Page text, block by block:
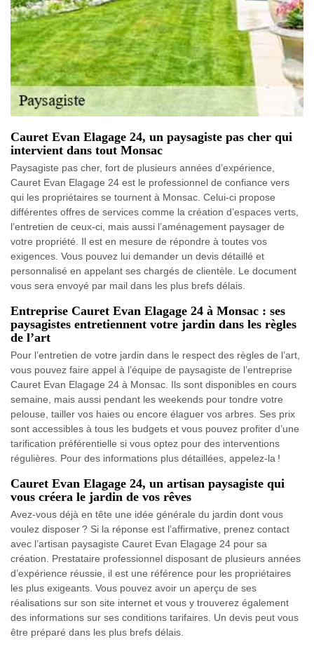
Cauret Evan Elagage 24, un paysagiste pas cher qui
intervient dans tout Monsac
Paysagiste pas cher, fort de plusieurs années d’expérience,
Cauret Evan Elagage 24 est le professionnel de confiance vers
qui les propriétaires se tournent à Monsac. Celui-ci propose
différentes offres de services comme la création d’espaces verts,
l’entretien de ceux-ci, mais aussi l’aménagement paysager de
votre propriété. Il est en mesure de répondre à toutes vos
exigences. Vous pouvez lui demander un devis détaillé et
personnalisé en appelant ses chargés de clientèle. Le document
vous sera envoyé par mail dans les plus brefs délais.
Entreprise Cauret Evan Elagage 24 à Monsac : ses
paysagistes entretiennent votre jardin dans les règles
de l’art
Pour l’entretien de votre jardin dans le respect des règles de l’art,
vous pouvez faire appel à l’équipe de paysagiste de l’entreprise
Cauret Evan Elagage 24 à Monsac. Ils sont disponibles en cours
semaine, mais aussi pendant les weekends pour tondre votre
pelouse, tailler vos haies ou encore élaguer vos arbres. Ses prix
sont accessibles à tous les budgets et vous pouvez profiter d’une
tarification préférentielle si vous optez pour des interventions
régulières. Pour des informations plus détaillées, appelez-la !
Cauret Evan Elagage 24, un artisan paysagiste qui
vous créera le jardin de vos rêves
Avez-vous déjà en tête une idée générale du jardin dont vous
voulez disposer ? Si la réponse est l’affirmative, prenez contact
avec l’artisan paysagiste Cauret Evan Elagage 24 pour sa
création. Prestataire professionnel disposant de plusieurs années
d’expérience réussie, il est une référence pour les propriétaires
les plus exigeants. Vous pouvez avoir un aperçu de ses
réalisations sur son site internet et vous y trouverez également
des informations sur ses conditions tarifaires. Un devis peut vous
être préparé dans les plus brefs délais.